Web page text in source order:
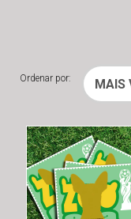
Ordenar por: